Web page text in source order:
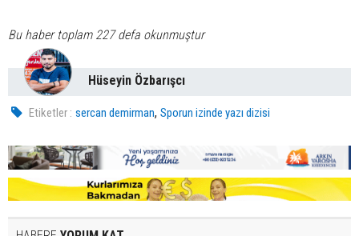
Bu haber toplam 227 defa okunmuştur
Hüseyin Özbarışcı
Etiketler : sercan demirman,Sporun izinde yazı dizisi